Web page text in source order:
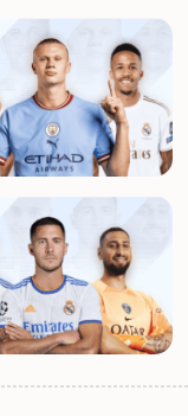
穿越段水下机器人腐
流腐蚀检测、评估及干
修复 数字化管道阴极
管控设备